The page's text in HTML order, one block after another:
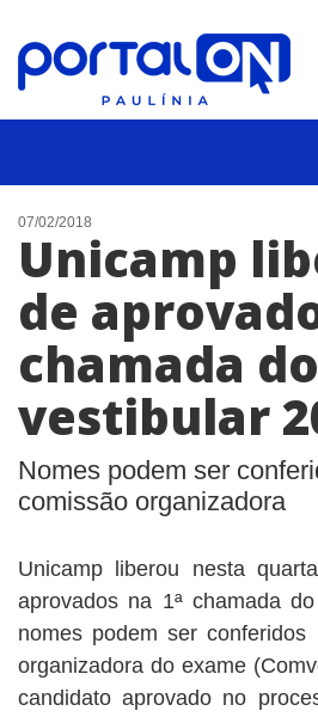
CIDADES
EVENTOS
EMPREGO
ANIVERSÁRIO DAS CIDADES
ANUNCIE
CONTATO
07/02/2018
Unicamp
de
chamada do
vestibular
Nomes podem ser
comissão organizadora
Unicamp liberou nesta
aprovados na 1ª chamada
nomes podem ser
organizadora do exame
candidato aprovado no